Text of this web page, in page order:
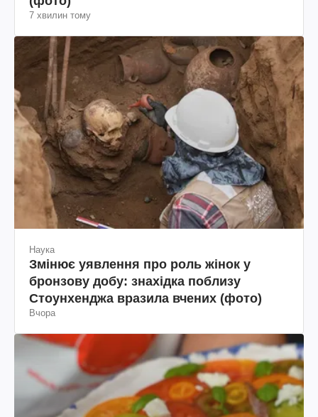
7 хвилин тому
Наука
Змінює уявлення про роль жінок у
бронзову добу: знахідка поблизу
Стоунхенджа вразила вчених (фото)
Вчора